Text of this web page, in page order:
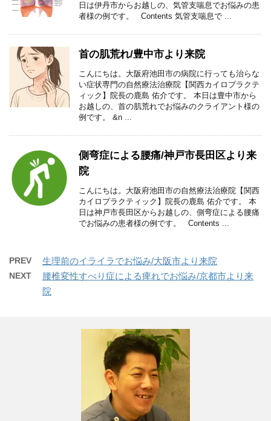
日は伊丹市からお越しの、気管支喘息でお悩みの患
者様の例です。 Contents 気管支喘息で ...
首の肌荒れ/豊中市より来院
こんにちは。大阪府池田市の病院に行っても治らな
い症状専門の自然療法治療院【関西カイロプラクテ
ィック】院長の鹿島 佑介です。 本日は豊中市から
お越しの、首の肌荒れでお悩みのクライアント様の
例です。 &n ...
側弯症による腰痛/神戸市長田区より来
院
こんにちは。大阪府池田市の自然療法治療院【関西
カイロプラクティック】院長の鹿島 佑介です。 本
日は神戸市長田区からお越しの、側弯症による腰痛
でお悩みの患者様の例です。 Contents ...
PREV 生理前のイライラでお悩み/大阪市より来院
NEXT
腰椎変性すべり症による痺れでお悩み/京都市より来
院